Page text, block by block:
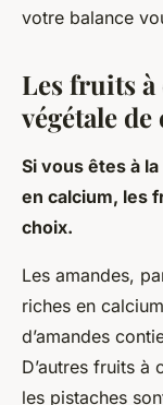
votre balance
Les fruits à
végétale
Si vous êtes à
en calcium, les
choix.
Les amandes,
riches en
d’amandes
D’autres fruits
les pistaches